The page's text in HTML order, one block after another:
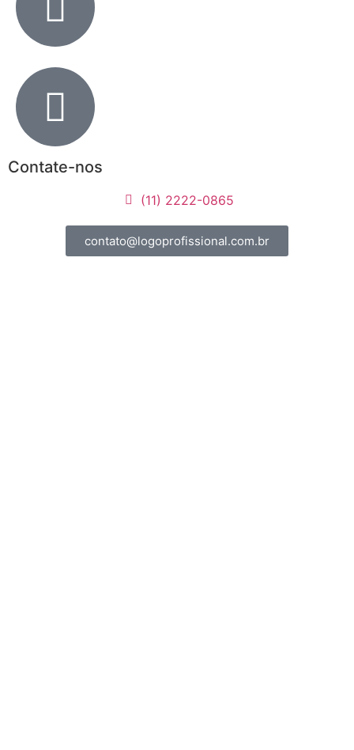
Contate-nos
(11) 2222-0865
contato@logoprofissional.com.br